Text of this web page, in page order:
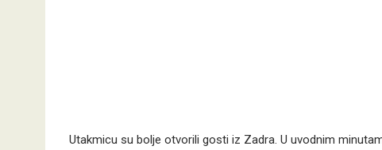
Utakmicu su bolje otvorili gosti iz Zadra. U uvodnim